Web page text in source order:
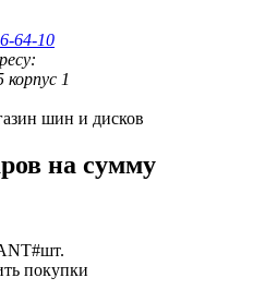
64-10
корпус 1
шин и дисков
на сумму
шт.
покупки